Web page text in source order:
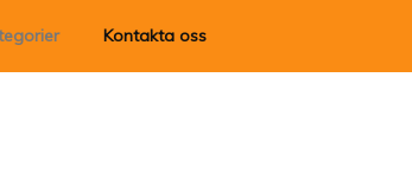
Kontakta oss